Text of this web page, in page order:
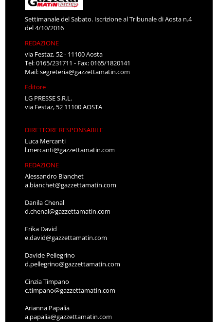
Settimanale del Sabato. Iscrizione al Tribunale di Aosta n.4
del 4/10/2016
REDAZIONE
via Festaz, 52 - 11100 Aosta
Tel: 0165/231711 - Fax: 0165/1820141
Mail:segreteria@gazzettamatin.com
Editore
LG PRESSE S.R.L.
via Festaz, 52 11100 AOSTA
DIRETTORE RESPONSABILE
Luca Mercanti
l.mercanti@gazzettamatin.com
REDAZIONE
Alessandro Bianchet
a.bianchet@gazzettamatin.com
Danila Chenal
d.chenal@gazzettamatin.com
Erika David
e.david@gazzettamatin.com
Davide Pellegrino
d.pellegrino@gazzettamatin.com
Cinzia Timpano
c.timpano@gazzettamatin.com
Arianna Papalia
a.papalia@gazzettamatin.com